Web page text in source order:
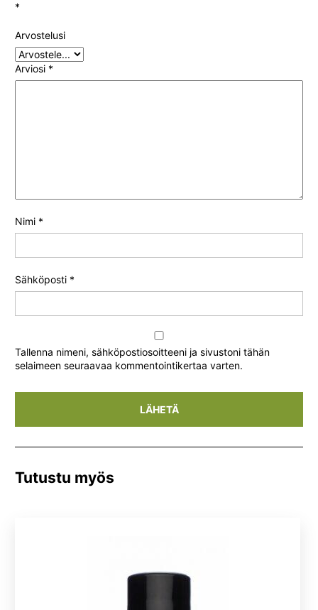
*
Arvostelusi
Arviosi *
Nimi *
Sähköposti *
Tallenna nimeni, sähköpostiosoitteeni ja sivustoni tähän
selaimeen seuraavaa kommentointikertaa varten.
Tutustu myös